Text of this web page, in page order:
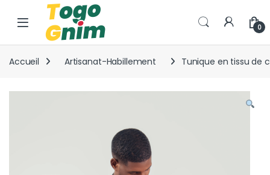
Skip to navigation
Skip to content
0
Accueil Artisanat-Habillement Tunique en tissu de